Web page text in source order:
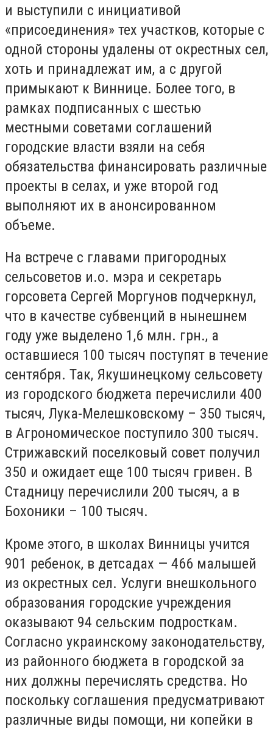
и выступили с инициативой
«присоединения» тех участков, которые с
одной стороны удалены от окрестных сел,
хоть и принадлежат им, а с другой
примыкают к Виннице. Более того, в
рамках подписанных с шестью
местными советами соглашений
городские власти взяли на себя
обязательства финансировать различные
проекты в селах, и уже второй год
выполняют их в анонсированном
объеме.
На встрече с главами пригородных
сельсоветов и.о. мэра и секретарь
горсовета Сергей Моргунов подчеркнул,
что в качестве субвенций в нынешнем
году уже выделено 1,6 млн. грн., а
оставшиеся 100 тысяч поступят в течение
сентября. Так, Якушинецкому сельсовету
из городского бюджета перечислили 400
тысяч, Лука-Мелешковскому – 350 тысяч,
в Агрономическое поступило 300 тысяч.
Стрижавский поселковый совет получил
350 и ожидает еще 100 тысяч гривен. В
Стадницу перечислили 200 тысяч, а в
Бохоники – 100 тысяч.
Кроме этого, в школах Винницы учится
901 ребенок, в детсадах — 466 малышей
из окрестных сел. Услуги внешкольного
образования городские учреждения
оказывают 94 сельским подросткам.
Согласно украинскому законодательству,
из районного бюджета в городской за
них должны перечислять средства. Но
поскольку соглашения предусматривают
различные виды помощи, ни копейки в